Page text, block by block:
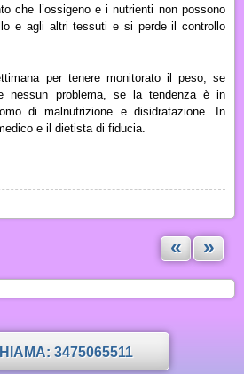
che l’ossigeno e i nutrienti non possono
e agli altri tessuti e si perde il controllo
per tenere monitorato il peso; se
nessun problema, se la tendenza è in
di malnutrizione e disidratazione. In
e il dietista di fiducia.
« »
3475065511